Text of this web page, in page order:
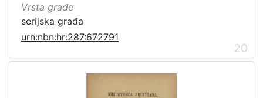
Vrsta građe
serijska građa
urn:nbn:hr:287:672791
20